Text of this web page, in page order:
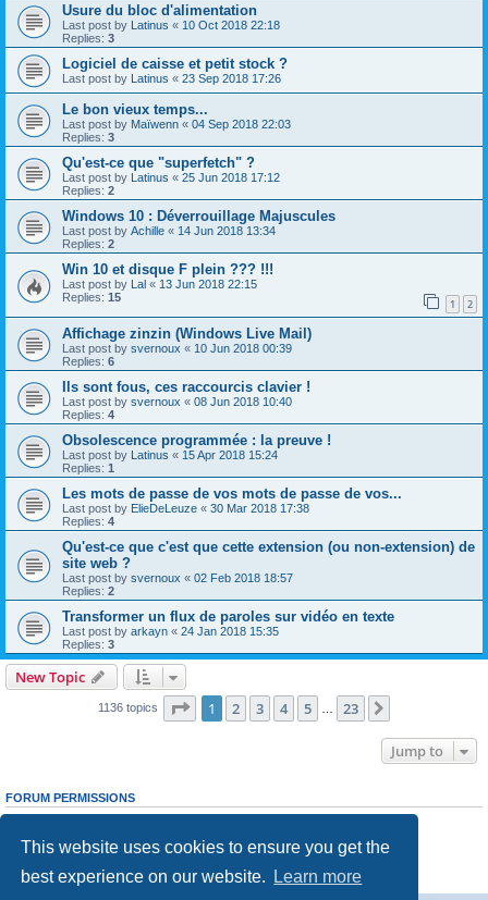
This website uses cookies to ensure you get the
best experience on our website.
Learn more
Usure du bloc d'alimentation
Last post by Latinus « 10 Oct 2018 22:18
Replies: 3
Logiciel de caisse et petit stock ?
Last post by Latinus « 23 Sep 2018 17:26
Le bon vieux temps...
Last post by Maïwenn « 04 Sep 2018 22:03
Replies: 3
Qu'est-ce que "superfetch" ?
Last post by Latinus « 25 Jun 2018 17:12
Replies: 2
Windows 10 : Déverrouillage Majuscules
Last post by Achille « 14 Jun 2018 13:34
Replies: 2
Win 10 et disque F plein ??? !!!
Last post by Lal « 13 Jun 2018 22:15
Replies: 15 1 2
Affichage zinzin (Windows Live Mail)
Last post by svernoux « 10 Jun 2018 00:39
Replies: 6
Ils sont fous, ces raccourcis clavier !
Last post by svernoux « 08 Jun 2018 10:40
Replies: 4
Obsolescence programmée : la preuve !
Last post by Latinus « 15 Apr 2018 15:24
Replies: 1
Les mots de passe de vos mots de passe de vos...
Last post by ElieDeLeuze « 30 Mar 2018 17:38
Replies: 4
Qu'est-ce que c'est que cette extension (ou non-extension) de
site web ?
Last post by svernoux « 02 Feb 2018 18:57
Replies: 2
Transformer un flux de paroles sur vidéo en texte
Last post by arkayn « 24 Jan 2018 15:35
Replies: 3
New Topic
1136 topics Page 1of 23
1 2 3 4 5 23
Jump to
FORUM PERMISSIONS
Youcannotpost new topics in this forum
cannotedit your posts in this forum
Youcannotpost attachments in this forum